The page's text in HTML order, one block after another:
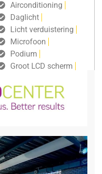
Airconditioning
Daglicht
Licht verduistering
Microfoon
Podium
Groot LCD scherm
gratis draadloos internet